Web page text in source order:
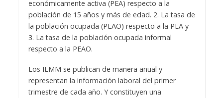
económicamente activa (PEA) respecto a la
población de 15 años y más de edad. 2. La tasa de
la población ocupada (PEAO) respecto a la PEA y
3. La tasa de la población ocupada informal
respecto a la PEAO.
Los ILMM se publican de manera anual y
representan la información laboral del primer
trimestre de cada año. Y constituyen una